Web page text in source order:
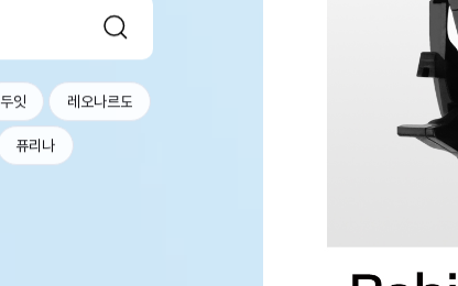
두잇 레오나르도
퓨리나